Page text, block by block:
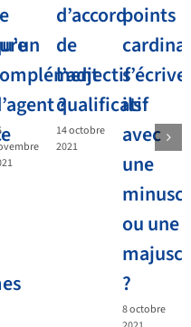
?
d’accord
de
l’adjectif
qualificatif
14 octobre
2021
points
ils
avec
une
ou une
?
8 octobre